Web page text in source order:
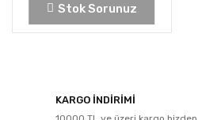
Stok Sorunuz
KARGO İNDİRİMİ